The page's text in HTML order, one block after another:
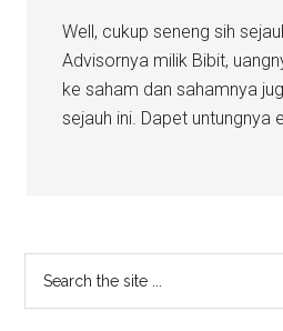
Well, cukup seneng sih
Advisornya milik Bibit,
ke saham dan sahamnya
sejauh ini. Dapet untungnya